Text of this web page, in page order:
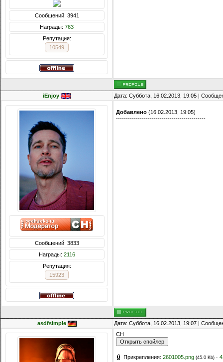
Сообщений: 3941
Награды: 763
Репутация:
10549
iEnjoy Дата: Суббота, 16.02.2013, 19:05 |
Сообщений: 3833
Награды: 2116
Репутация:
15923
Добавлено (16.02.2013, 19:05)
---------------------------------------------
asdfsimple Дата: Суббота, 16.02.2013, 19:07 |
CH
Прикрепления: 2601005.png (45.0 Kb) ·